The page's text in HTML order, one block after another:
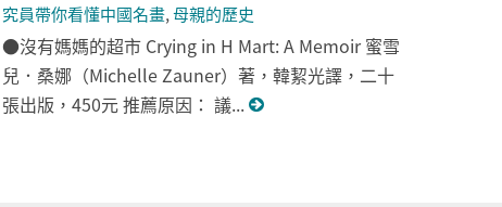
究員帶你看懂中國名畫,母親的歷史
●沒有媽媽的超市 Crying in H Mart: A Memoir 蜜雪
兒．桑娜（Michelle Zauner）著，韓絜光譯，二十
張出版，450元 推薦原因： 議...